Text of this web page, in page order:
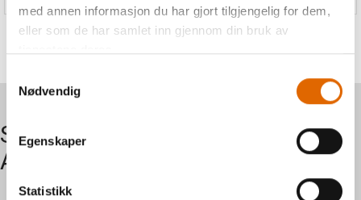
med annen informasjon du har gjort tilgjengelig for dem,
eller som de har samlet inn gjennom din bruk av
Nødvendig
Egenskaper
Statistikk
Symaskiner
AS
Om oss
Kontakt